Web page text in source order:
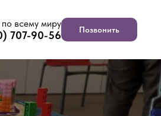
всему миру
707-90-56 Позвонить